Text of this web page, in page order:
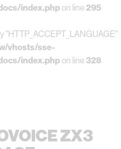
index.phpon line295
"HTTP_ACCEPT_LANGUAGE"
vhosts/sse-
index.phpon line328
ZX3